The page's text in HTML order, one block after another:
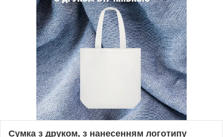
Сумка з друком, з нанесенням логотипу